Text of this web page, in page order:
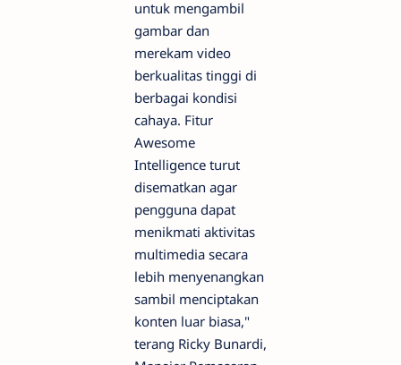
untuk mengambil
gambar dan
merekam video
berkualitas tinggi di
berbagai kondisi
cahaya. Fitur
Awesome
Intelligence turut
disematkan agar
pengguna dapat
menikmati aktivitas
multimedia secara
lebih menyenangkan
sambil menciptakan
konten luar biasa,"
terang Ricky Bunardi,